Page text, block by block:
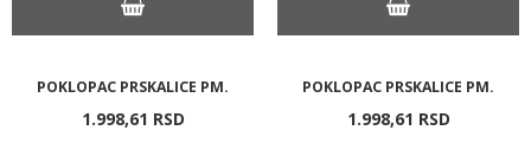
POKLOPAC PRSKALICE PM.
1.998,61 RSD
POKLOPAC PRSKALICE PM.
1.998,61 RSD